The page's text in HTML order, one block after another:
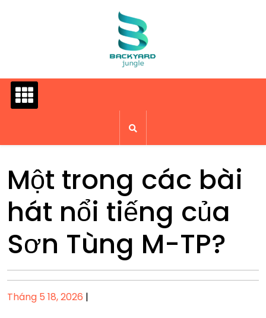
Một trong các bài
hát nổi tiếng của
Sơn Tùng M-TP?
Posted
Tháng 5 18, 2026 |